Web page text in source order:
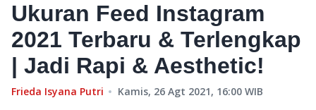
Ukuran Feed Instagram
2021 Terbaru & Terlengkap
| Jadi Rapi & Aesthetic!
Frieda Isyana Putri Kamis, 26 Agt 2021, 16:00 WIB